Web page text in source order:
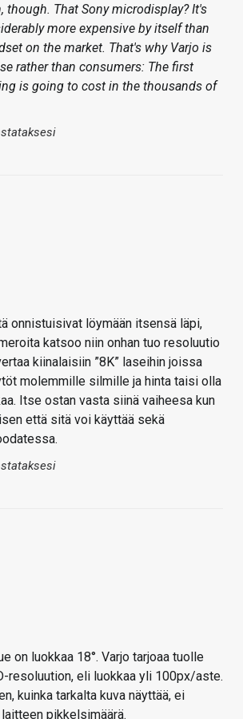
though. That Sony microdisplay? It's
more expensive by itself than
on the market. That's why Varjo is
rather than consumers: The first
is going to cost in the thousands of
onnistuisivat löymään itsensä läpi,
katsoo niin onhan tuo resoluutio
kiinalaisiin ”8K” laseihin joissa
molemmille silmille ja hinta taisi olla
Itse ostan vasta siinä vaiheesa kun
että sitä voi käyttää sekä
on luokkaa 18°. Varjo tarjoaa tuolle
resoluution, eli luokkaa yli 100px/aste.
kuinka tarkalta kuva näyttää, ei
pikkelsimäärä.